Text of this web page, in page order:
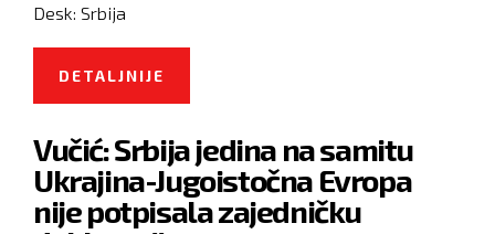
Desk: Srbija
DETALJNIJE
ZLOUPOTREBA ŠPIJUNSKOG
SOFTVERA U SRBIJI
Vučić: Srbija jedina na samitu
Ukrajina-Jugoistočna Evropa
nije potpisala zajedničku